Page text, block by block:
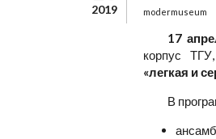
2019 modermuseum
17
корпус
«легкая и
В